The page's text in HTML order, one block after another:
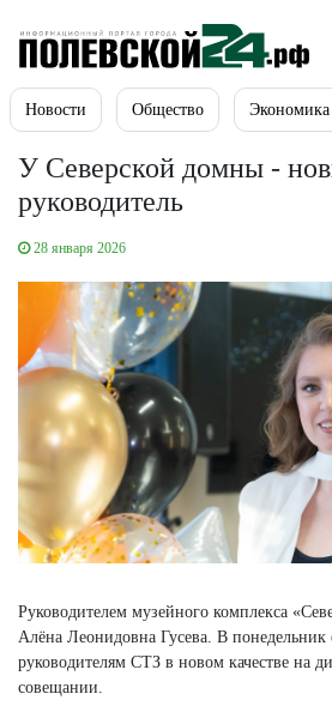
Новости Общество Экономика
У Северской домны -
руководитель
28 января 2026
Руководителем музейного комплекса
Алёна Леонидовна Гусева. В понедельник
руководителям СТЗ в новом качестве на
совещании.